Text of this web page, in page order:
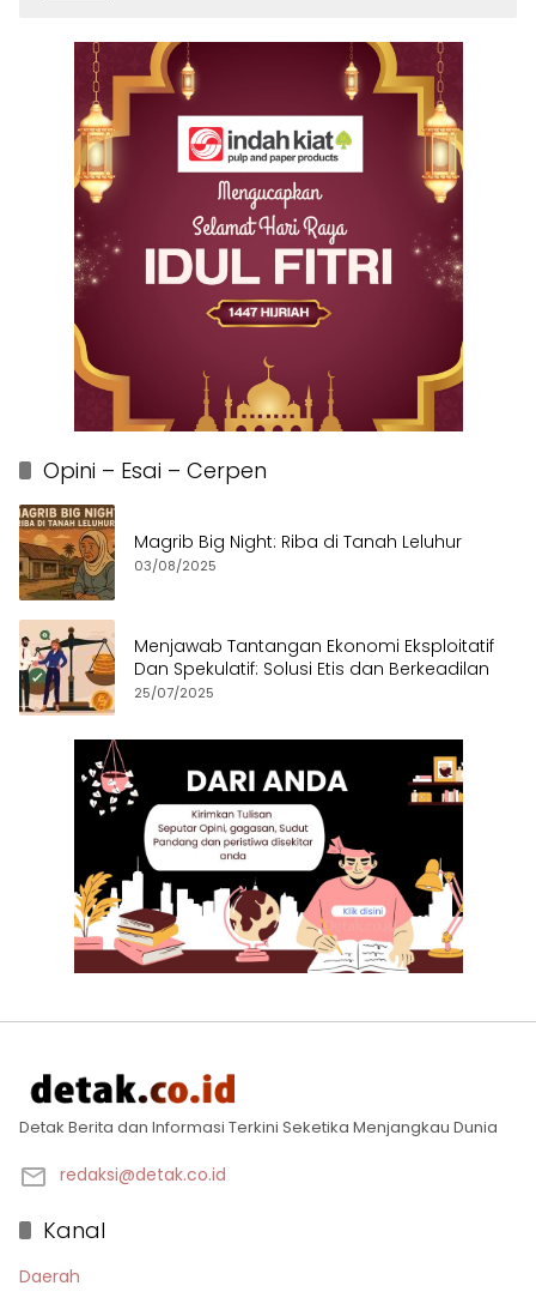
Opini – Esai – Cerpen
Magrib Big Night: Riba di Tanah Leluhur
03/08/2025
Menjawab Tantangan Ekonomi Eksploitatif
Dan Spekulatif: Solusi Etis dan Berkeadilan
25/07/2025
Detak Berita dan Informasi Terkini Seketika Menjangkau Dunia
redaksi@detak.co.id
Kanal
Daerah